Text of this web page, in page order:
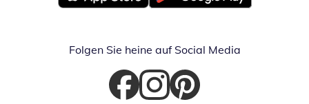
Öffnet in neuem FensterÖffnet in neuem Fenster
Folgen Sie heine auf Social Media
Öffnet in neuem Fenster
Öffnet in neuem Fenster
Öffnet in neuem Fenster